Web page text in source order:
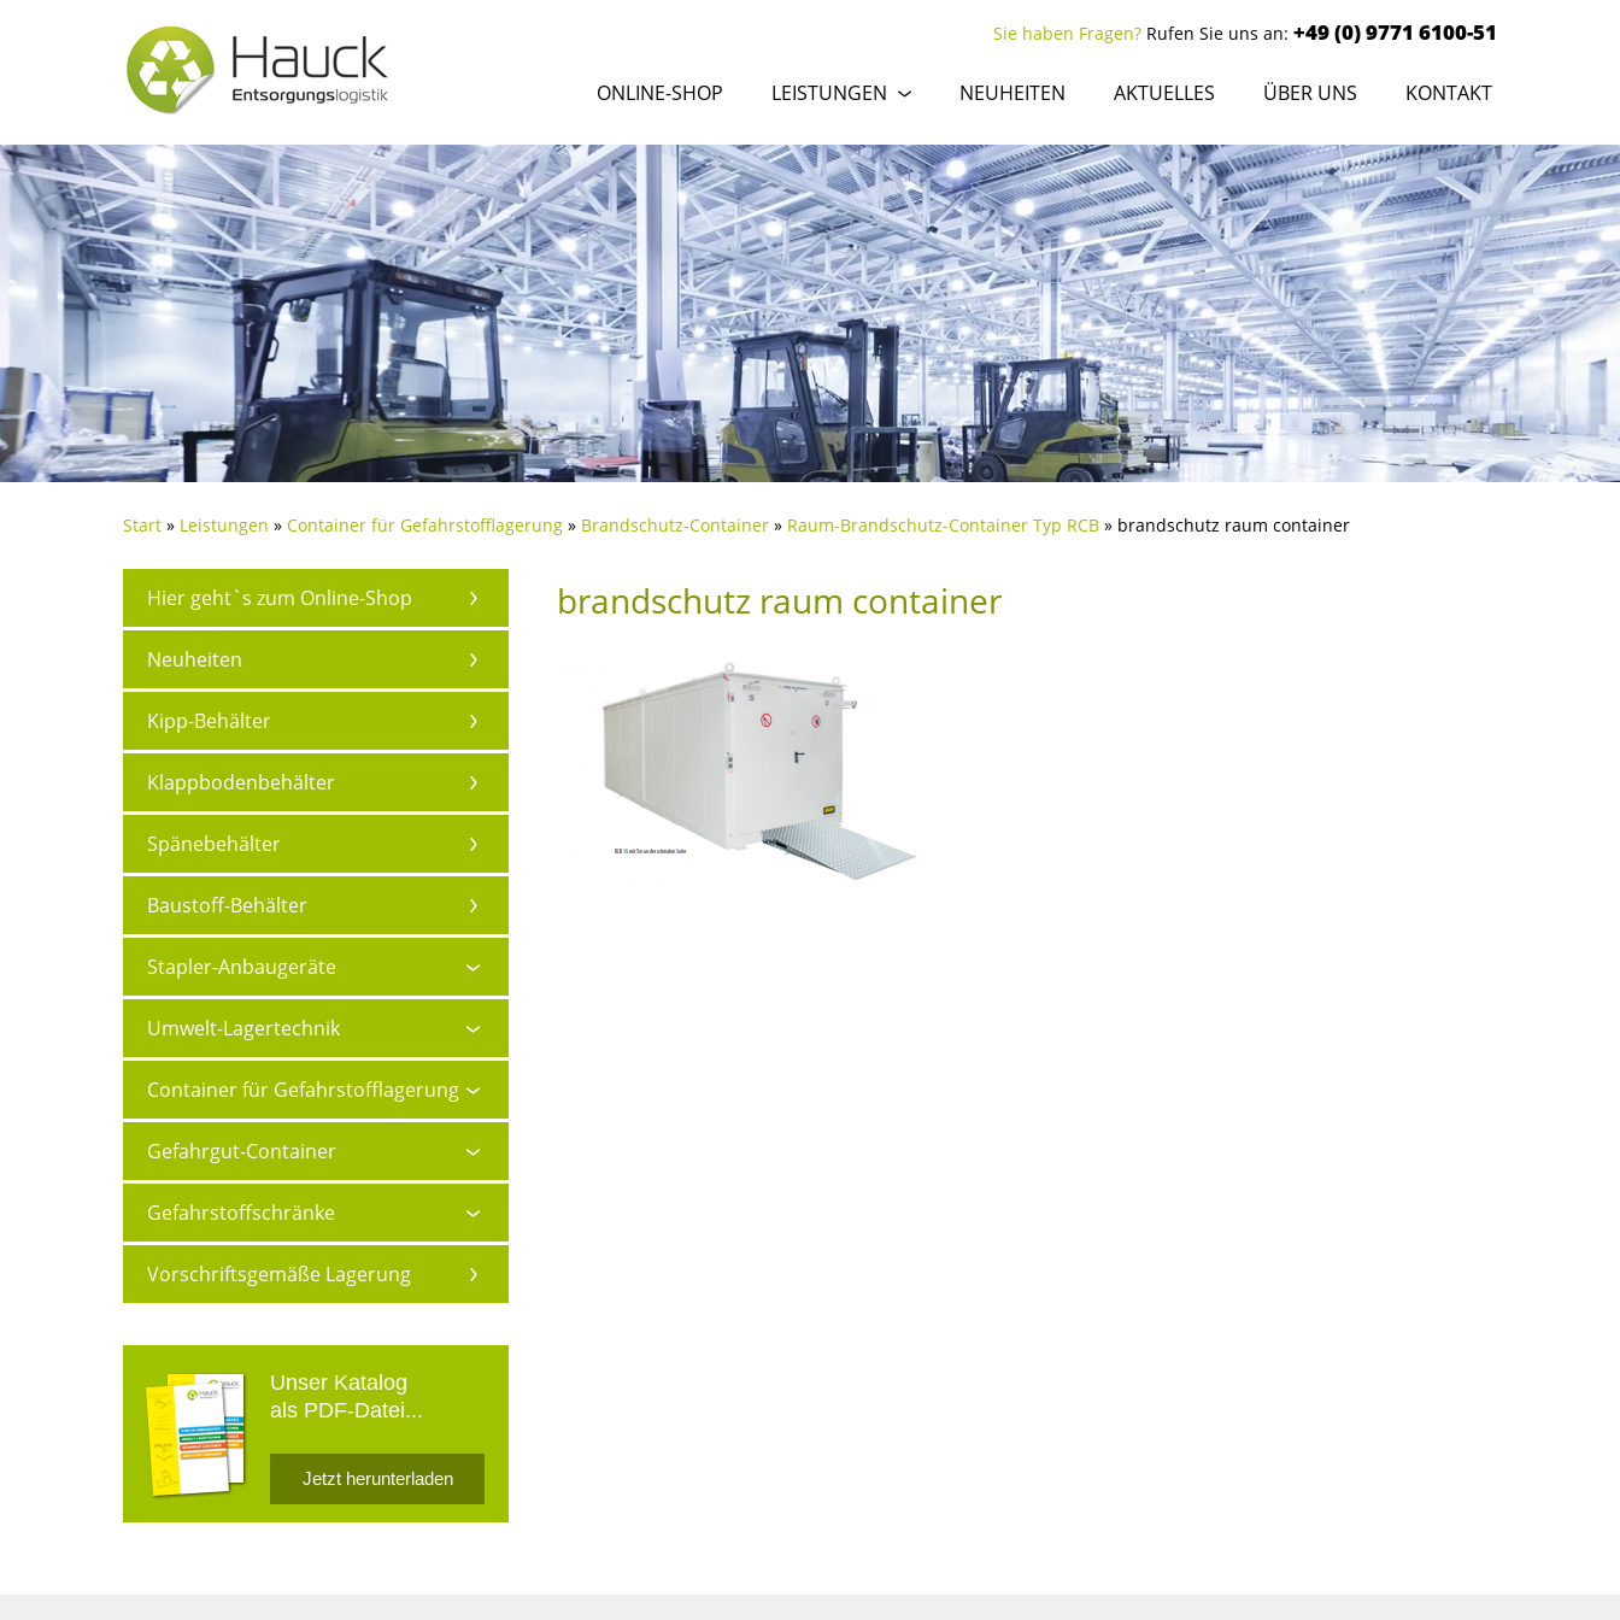
Sie haben Fragen? Rufen Sie uns an: +49 (0) 9771 6100-51
ONLINE-SHOP LEISTUNGEN NEUHEITEN AKTUELLES ÜBER UNS KONTAKT
Start » Leistungen » Container für Gefahrstofflagerung » Brandschutz-Container » Raum-Brandschutz-Container Typ RCB » brandschutz raum container
Hier geht`s zum Online-Shop
Neuheiten
Kipp-Behälter
Klappbodenbehälter
Spänebehälter
Baustoff-Behälter
Stapler-Anbaugeräte
Umwelt-Lagertechnik
Container für Gefahrstofflagerung
Gefahrgut-Container
Gefahrstoffschränke
Vorschriftsgemäße Lagerung
Unser Katalog
als PDF-Datei...
Jetzt herunterladen
brandschutz raum container